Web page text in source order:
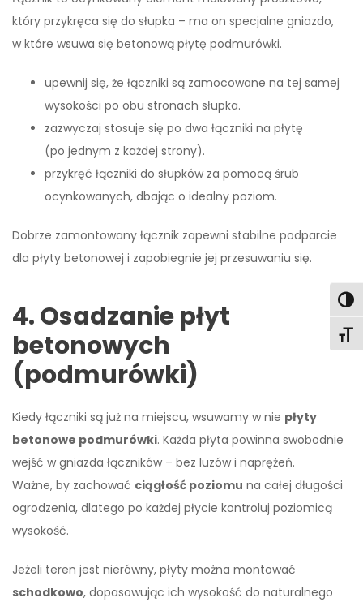
który przykręca się do słupka – ma on specjalne gniazdo,
w które wsuwa się betonową płytę podmurówki.
upewnij się, że łączniki są zamocowane na tej samej
wysokości po obu stronach słupka.
zazwyczaj stosuje się po dwa łączniki na płytę
(po jednym z każdej strony).
przykręć łączniki do słupków za pomocą śrub
ocynkowanych, dbając o idealny poziom.
Dobrze zamontowany łącznik zapewni stabilne podparcie
dla płyty betonowej i zapobiegnie jej przesuwaniu się.
4. Osadzanie płyt
betonowych
(podmurówki)
Kiedy łączniki są już na miejscu, wsuwamy w nie płyty
betonowe podmurówki. Każda płyta powinna swobodnie
wejść w gniazda łączników – bez luzów i naprężeń.
Ważne, by zachować ciągłość poziomu na całej długości
ogrodzenia, dlatego po każdej płycie kontroluj poziomicą
wysokość.
Jeżeli teren jest nierówny, płyty można montować
schodkowo, dopasowując ich wysokość do naturalnego